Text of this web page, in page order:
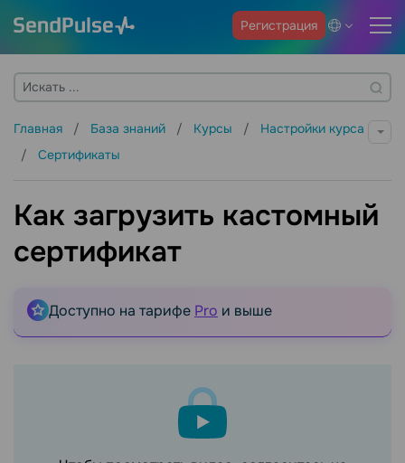
Регистрация
Главная База знаний Курсы
Настройки курса
Сертификаты
Как загрузить кастомный
сертификат
Доступно на тарифе Pro и выше